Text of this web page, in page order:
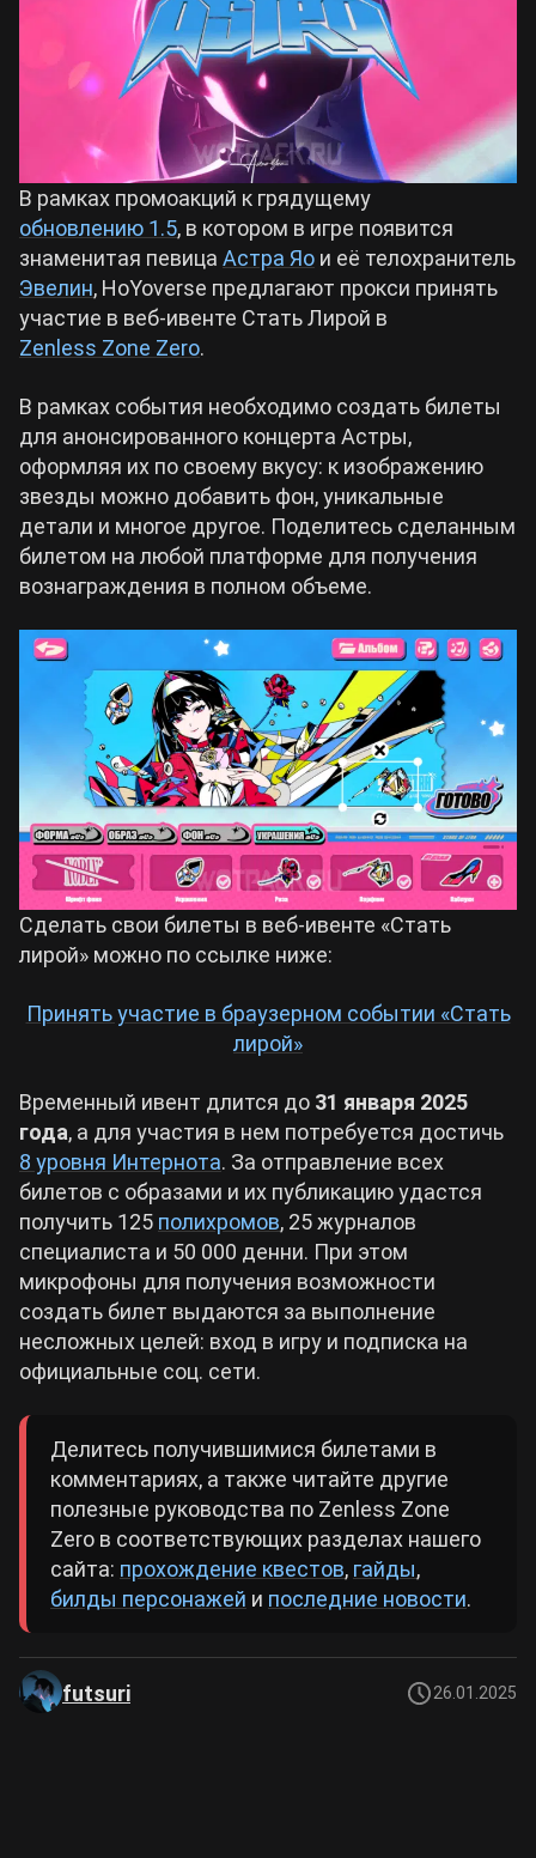
Crimson Desert
Zenless Zone Zero
Kingdom Come: Deliverance 2
Path of Exile 2
Roblox
Hogwarts Legacy
Cyberpunk 2077
Все игры
Билды Arknights: Endfield
Билды Wuthering Waves
Билды Cyberpunk 2077
Билды Path of Exile 2
В рамках промоакций к грядущему
обновлению 1.5, в котором в игре появится
знаменитая певица Астра Яо и её телохранитель
Эвелин, HoYoverse предлагают прокси принять
участие в веб-ивенте Стать Лирой в
Zenless Zone Zero.
В рамках события необходимо создать билеты
для анонсированного концерта Астры,
оформляя их по своему вкусу: к изображению
звезды можно добавить фон, уникальные
детали и многое другое. Поделитесь сделанным
билетом на любой платформе для получения
вознаграждения в полном объеме.
Сделать свои билеты в веб-ивенте «Стать
лирой» можно по ссылке ниже:
Принять участие в браузерном событии «Стать
лирой»
Временный ивент длится до 31 января 2025
года, а для участия в нем потребуется достичь
8 уровня Интернота. За отправление всех
билетов с образами и их публикацию удастся
получить 125 полихромов, 25 журналов
специалиста и 50 000 денни. При этом
микрофоны для получения возможности
создать билет выдаются за выполнение
несложных целей: вход в игру и подписка на
официальные соц. сети.
Делитесь получившимися билетами в
комментариях, а также читайте другие
полезные руководства по Zenless Zone
Zero в соответствующих разделах нашего
сайта: прохождение квестов, гайды,
билды персонажей и последние новости.
futsuri 26.01.2025